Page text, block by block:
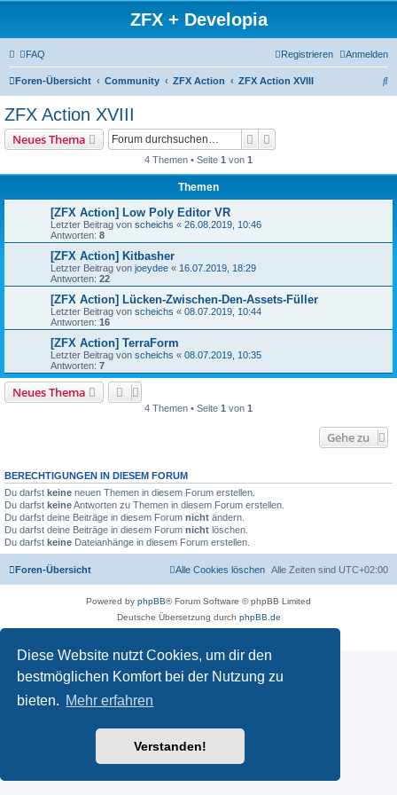
Diese Website nutzt Cookies, um dir den
bestmöglichen Komfort bei der Nutzung zu
bieten. Mehr erfahren
Verstanden!
ZFX + Developia
FAQ Anmelden
Registrieren
Foren-Übersicht Community ZFX Action ZFX Action XVIII
S
ZFX Action XVIII
Neues Thema Suche
4 Themen • Seite 1 von 1
Themen
[ZFX Action] Low Poly Editor VR
Letzter Beitrag von scheichs « 26.08.2019, 10:46
Antworten: 8
[ZFX Action] Kitbasher
Letzter Beitrag von joeydee « 16.07.2019, 18:29
Antworten: 22
[ZFX Action] Lücken-Zwischen-Den-Assets-Füller
Letzter Beitrag von scheichs « 08.07.2019, 10:44
Antworten: 16
[ZFX Action] TerraForm
Letzter Beitrag von scheichs « 08.07.2019, 10:35
Antworten: 7
Neues Thema
4 Themen • Seite 1 von 1
Gehe zu
BERECHTIGUNGEN IN DIESEM FORUM
Du darfst keine neuen Themen in diesem Forum erstellen.
Du darfst keineAntworten zu Themen in diesem Forum erstellen.
Du darfst deine Beiträge in diesem Forum nicht ändern.
Du darfst deine Beiträge in diesem Forum nicht löschen.
Du darfst keine Dateianhänge in diesem Forum erstellen.
Foren-Übersicht Alle Zeiten sind UTC+02:00
Alle Cookies löschen
Powered by phpBB® Forum Software © phpBB Limited
Deutsche Übersetzung durch phpBB.de